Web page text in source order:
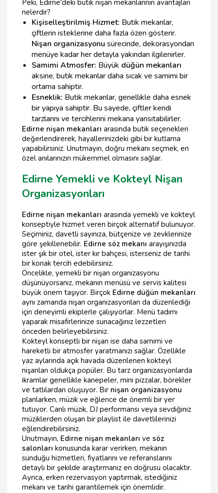
Peki, Edirne'deki butik nişan mekanlarının avantajları
nelerdir?
Kişiselleştirilmiş Hizmet: Butik mekanlar,
çiftlerin isteklerine daha fazla özen gösterir.
Nişan organizasyonu sürecinde, dekorasyondan
menüye kadar her detayla yakından ilgilenirler.
Samimi Atmosfer: Büyük düğün mekanları
aksine, butik mekanlar daha sıcak ve samimi bir
ortama sahiptir.
Esneklik: Butik mekanlar, genellikle daha esnek
bir yapıya sahiptir. Bu sayede, çiftler kendi
tarzlarını ve tercihlerini mekana yansıtabilirler.
Edirne nişan mekanları arasında butik seçenekleri
değerlendirerek, hayallerinizdeki gibi bir kutlama
yapabilirsiniz. Unutmayın, doğru mekanı seçmek, en
özel anılarınızın mükemmel olmasını sağlar.
Edirne Yemekli ve Kokteyl Nişan
Organizasyonları
Edirne nişan mekanları arasında yemekli ve kokteyl
konseptiyle hizmet veren birçok alternatif bulunuyor.
Seçiminiz, davetli sayınıza, bütçenize ve zevklerinize
göre şekillenebilir. Edirne söz mekanı arayışınızda
ister şık bir otel, ister kır bahçesi, isterseniz de tarihi
bir konak tercih edebilirsiniz.
Öncelikle, yemekli bir nişan organizasyonu
düşünüyorsanız, mekanın menüsü ve servis kalitesi
büyük önem taşıyor. Birçok Edirne düğün mekanları
aynı zamanda nişan organizasyonları da düzenlediği
için deneyimli ekiplerle çalışıyorlar. Menü tadımı
yaparak misafirlerinize sunacağınız lezzetleri
önceden belirleyebilirsiniz.
Kokteyl konseptli bir nişan ise daha samimi ve
hareketli bir atmosfer yaratmanızı sağlar. Özellikle
yaz aylarında açık havada düzenlenen kokteyl
nişanları oldukça popüler. Bu tarz organizasyonlarda
ikramlar genellikle kanepeler, mini pizzalar, börekler
ve tatlılardan oluşuyor. Bir nişan organizasyonu
planlarken, müzik ve eğlence de önemli bir yer
tutuyor. Canlı müzik, DJ performansı veya sevdiğiniz
müziklerden oluşan bir playlist ile davetlilerinizi
eğlendirebilirsiniz.
Unutmayın, Edirne nişan mekanları ve söz
salonları konusunda karar verirken, mekanın
sunduğu hizmetleri, fiyatlarını ve referanslarını
detaylı bir şekilde araştırmanız en doğrusu olacaktır.
Ayrıca, erken rezervasyon yaptırmak, istediğiniz
mekanı ve tarihi garantilemek için önemlidir.